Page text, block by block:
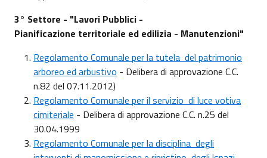
3° Settore - "Lavori Pubblici -
Pianificazione territoriale ed edilizia - Manutenzioni"
Regolamento Comunale per la tutela del patrimonio
arboreo ed arbustivo - Delibera di approvazione C.C.
n.82 del 07.11.2012)
Regolamento Comunale per il servizio di luce votiva
cimiteriale - Delibera di approvazione C.C. n.25 del
30.04.1999
Regolamento Comunale per la disciplina degli